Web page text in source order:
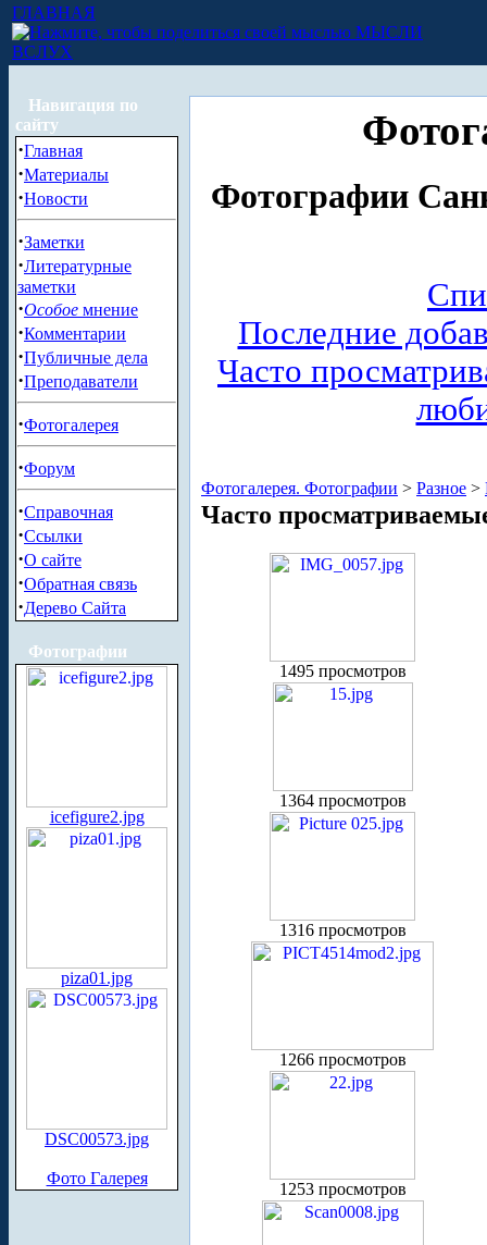
ГЛАВНАЯ
МЫСЛИ
ВСЛУХ
Навигация по
сайту
·Главная
·Материалы
·Новости
·Заметки
·Литературные
заметки
·Особое мнение
·Комментарии
·Публичные дела
·Преподаватели
·Фотогалерея
·Форум
·Справочная
·Ссылки
·О сайте
·Обратная связь
·Дерево Сайта
Фотографии
icefigure2.jpg
piza01.jpg
DSC00573.jpg
Фото Галерея
Фотографии
Последние
Часто
Фотогалерея. Фотографии > Разное >
Часто
1495 просмотров
1364 просмотров
1316 просмотров
1266 просмотров
1253 просмотров